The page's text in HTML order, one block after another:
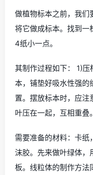
做植物标本之前，我们
将它做成标本。找到一
4纸小一点。
其制作过程如下： 1)
本，铺垫好吸水性强的
置。摆放标本时，应注
叶压在一起，互相重叠。
需要准备的材料：卡纸
沫胶。先来做叶绿体，
板。线粒体的制作方法